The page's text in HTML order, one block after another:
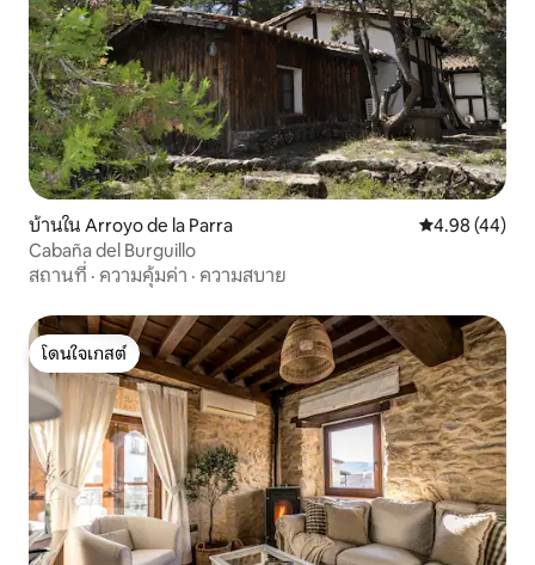
บ้านใน Arroyo de la Parra คะแนนเฉลี่ย
4.98 (44)
Cabaña del Burguillo
สถานที่ · ความคุ้มค่า · ความสบาย
โดนใจเกสต์
โดนใจเกสต์